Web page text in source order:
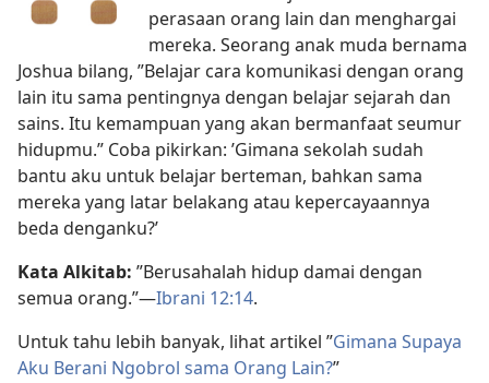
perasaan orang lain dan menghargai
mereka. Seorang anak muda bernama
Joshua bilang, ”Belajar cara komunikasi dengan orang
lain itu sama pentingnya dengan belajar sejarah dan
sains. Itu kemampuan yang akan bermanfaat seumur
hidupmu.” Coba pikirkan: ’Gimana sekolah sudah
bantu aku untuk belajar berteman, bahkan sama
mereka yang latar belakang atau kepercayaannya
beda denganku?’
Kata Alkitab: ”Berusahalah hidup damai dengan
semua orang.”​—Ibrani 12:14.
Untuk tahu lebih banyak, lihat artikel ”Gimana Supaya
Aku Berani Ngobrol sama Orang Lain?”